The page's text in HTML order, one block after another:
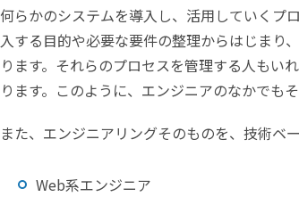
何らかのシステムを導入し、活用していくプ
入する目的や必要な要件の整理からはじまり
ります。それらのプロセスを管理する人もい
ります。このように、エンジニアのなかでも
また、エンジニアリングそのものを、技術ベ
Web系エンジニア